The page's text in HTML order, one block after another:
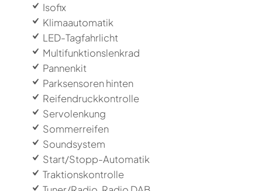
Isofix
Klimaautomatik
LED-Tagfahrlicht
Multifunktionslenkrad
Pannenkit
Parksensoren hinten
Reifendruckkontrolle
Servolenkung
Sommerreifen
Soundsystem
Start/Stopp-Automatik
Traktionskontrolle